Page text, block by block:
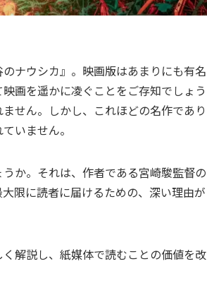
ナウシカ』。映画版はあまりにも有名
画を遥かに凌ぐことをご存知でしょう
せん。しかし、これほどの名作であり
いません。
か。それは、作者である宮崎駿監督の
限に読者に届けるための、深い理由が
解説し、紙媒体で読むことの価値を改